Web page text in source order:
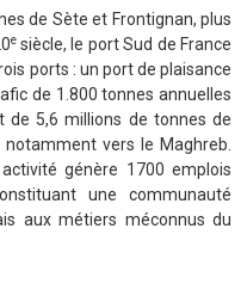
de Sète et Frontignan, plus
esiècle, le port Sud de France
ports : un port de plaisance
de 1.800 tonnes annuelles
5,6 millions de tonnes de
vers le Maghreb.
génère 1700 emplois
une communauté
aux métiers méconnus du